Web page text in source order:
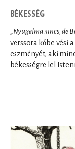
BÉKESSÉG
„Nyugalma nincs, de
verssora kőbe vési
eszményét, aki
békességre lel